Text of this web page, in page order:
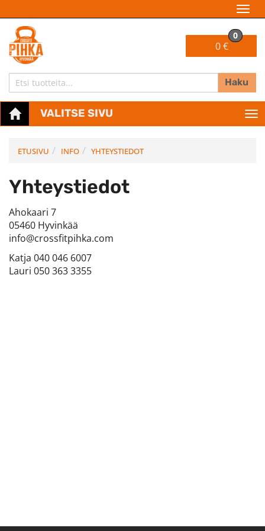
0 €
0
Haku
VALITSE SIVU
ETUSIVU INFO YHTEYSTIEDOT
Yhteystiedot
Ahokaari 7
05460 Hyvinkää
info@crossfitpihka.com
Katja 040 046 6007
Lauri 050 363 3355